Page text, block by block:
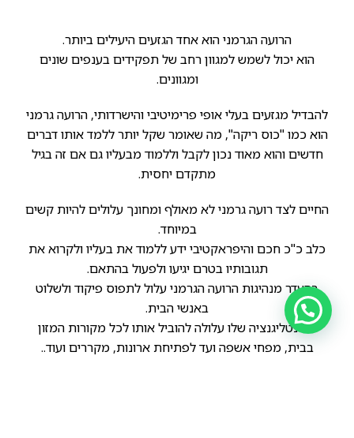
הרועה הגרמני הוא אחד הגזעים היעילים ביותר.
הוא יכול לשמש למגוון רחב של תפקידים בענפים שונים
ומגוונים.
להבדיל מגזעים בעלי אופי פרימיטיבי והישרדותי, הרועה גרמני
הוא כמו "כוס ריקה", מה שאומר שקל יותר ללמד אותו דברים
חדשים והוא מאוד נכון לקבל וללמוד מבעליו גם אם זה בגיל
מתקדם יחסית.
החיים לצד רועה גרמני לא מאולף ומחונך עלולים להיות קשים
במיוחד.
כלב כ"כ חכם והיפראקטיבי ידע ללמוד את בעליו ולקרוא את
תגובותיו בטרם יגיעו ולפעול בהתאם.
בהעדר מנהיגות הרועה הגרמני עלול לתפוס פיקוד ולשלוט
באנשי הבית.
האינטליגנציה שלו עלולה להוביל אותו לכל מקורות המזון
בבית, מפחי אשפה ועד לפתיחת ארונות, מקררים ועוד..